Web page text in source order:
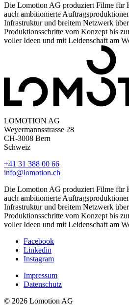
Die Lomotion AG produziert Filme für
auch ambitionierte
Infrastruktur und breitem Netzwerk
Produktionsschritte vom Konzept bis
voller Ideen und mit Leidenschaft am
LOMOTION AG
Weyermannsstrasse 28
CH-3008 Bern
Schweiz
+41 31 388 00 66
info@lomotion.ch
Die Lomotion AG produziert Filme für
auch ambitionierte
Infrastruktur und breitem Netzwerk
Produktionsschritte vom Konzept bis
voller Ideen und mit Leidenschaft am
Facebook
Linkedin
Instagram
Impressum
Datenschutz
© 2026 Lomotion AG